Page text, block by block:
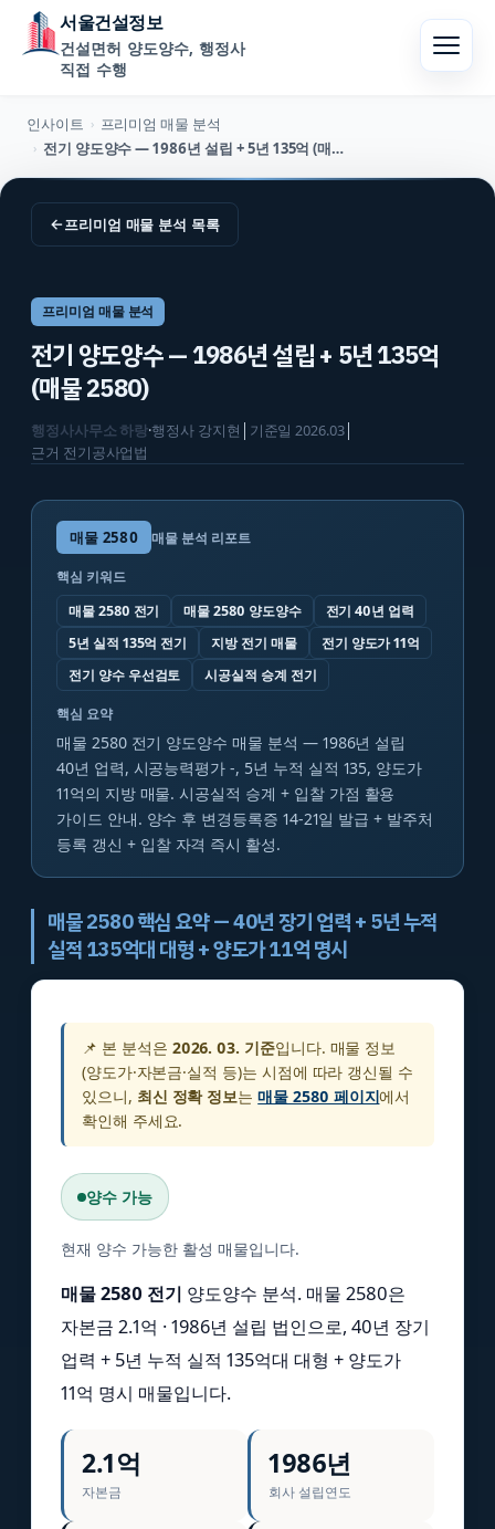
서울건설정보
건설면허 양도양수, 행정사
직접 수행
인사이트 › 프리미엄 매물 분석
› 전기 양도양수 — 1986년 설립 + 5년 135억 (매물 2580)
←프리미엄 매물 분석 목록
프리미엄 매물 분석
전기 양도양수 — 1986년 설립 + 5년 135억
(매물 2580)
행정사사무소 하랑·행정사 강지현 기준일2026.03│
근거 전기공사업법
매물 2580 매물 분석 리포트
핵심 키워드
매물 2580 전기
매물 2580 양도양수
전기 40년 업력
5년 실적 135억 전기
지방 전기 매물
전기 양도가 11억
전기 양수 우선검토
시공실적 승계 전기
핵심 요약
매물 2580 전기 양도양수 매물 분석 — 1986년 설립
40년 업력, 시공능력평가 -, 5년 누적 실적 135, 양도가
11억의 지방 매물. 시공실적 승계 + 입찰 가점 활용
가이드 안내. 양수 후 변경등록증 14-21일 발급 + 발주처
등록 갱신 + 입찰 자격 즉시 활성.
매물 2580 핵심 요약 — 40년 장기 업력 + 5년 누적
실적 135억대 대형 + 양도가 11억 명시
📌 본 분석은 2026. 03. 기준입니다. 매물 정보
(양도가·자본금·실적 등)는 시점에 따라 갱신될 수
있으니, 최신 정확 정보는매물 2580 페이지에서
확인해 주세요.
양수 가능
현재 양수 가능한 활성 매물입니다.
매물 2580 전기 양도양수 분석. 매물 2580은
자본금 2.1억 · 1986년 설립 법인으로, 40년 장기
업력 + 5년 누적 실적 135억대 대형 + 양도가
11억 명시 매물입니다.
2.1억
자본금
1986년
회사 설립연도